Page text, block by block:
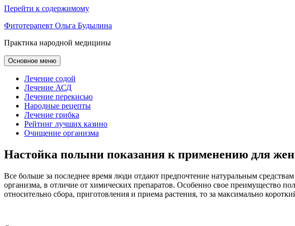
Перейти к содержимому
Фитотерапевт Ольга Будылина
Практика народной медицины
Основное меню
Лечение содой
Лечение АСД
Лечение перекисью
Народные рецепты
Лечение грибка
Рейтинг лучших казино
Очищение организма
Настойка полыни показания к применению для
Все больше за последнее время люди отдают предпочтение натуральным
организма, в отличие от химических препаратов. Особенно свое преимущество
относительно сбора, приготовления и приема растения, то за максимально